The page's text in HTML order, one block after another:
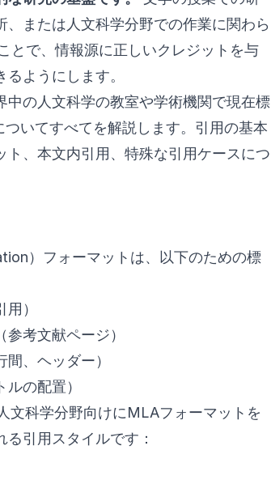
または人文科学分野での作業に関わら
とで、情報源に正しいクレジットを与
ようにします。
中の人文科学の教室や学術機関で現在標
いてすべてを解説します。引用の基本
、本文内引用、特殊な引用ケースにつ
）フォーマットは、以下のための標
用）
参考文献ページ）
間、ヘッダー）
ルの配置）
科学分野向けにMLAフォーマットを
引用スタイルです：